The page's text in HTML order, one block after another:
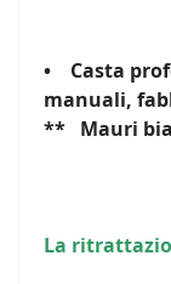
• Casta
manuali,
** Mauri
La